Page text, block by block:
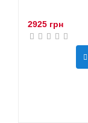
2925 грн